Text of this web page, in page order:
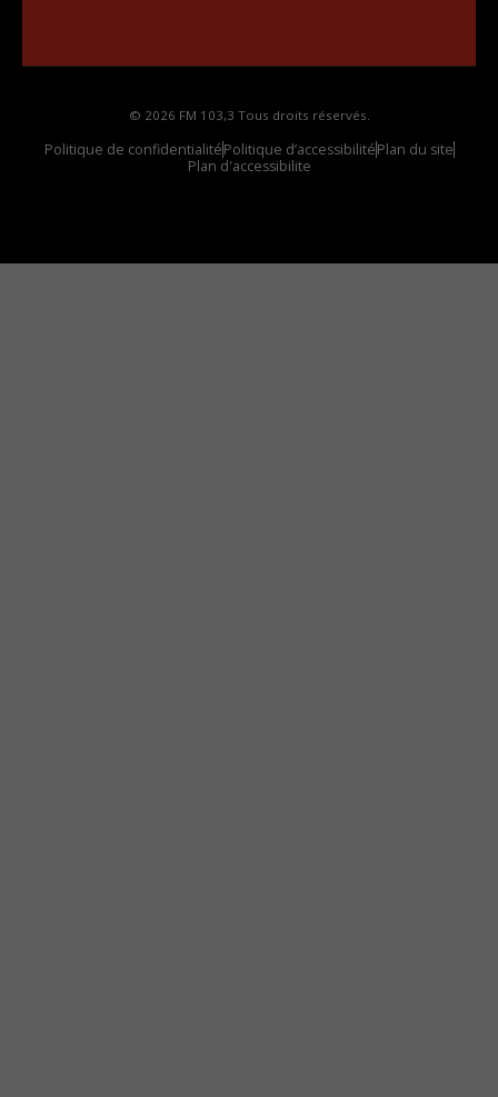
© 2026 FM 103,3 Tous droits réservés.
Politique de confidentialitéPolitique d’accessibilitéPlan du site
Plan d'accessibilite